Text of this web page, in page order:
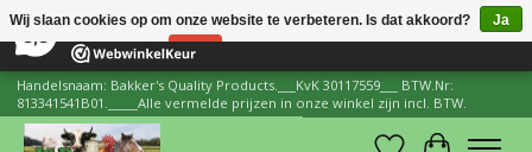
206 Reviews ×
Handelsnaam: Bakker's Quality Products.___KvK 30117559___ BTW.Nr:
813341541B01._____Alle vermelde prijzen in onze winkel zijn incl. BTW.
Wij slaan cookies op om onze website te verbeteren. Is dat akkoord?
Ja
Nee